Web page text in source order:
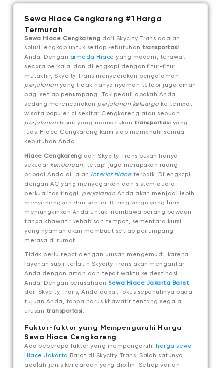
Sewa Hiace Cengkareng #1 Harga
Termurah
Sewa Hiace Cengkareng dari Skycity Trans adalah
solusi lengkap untuk setiap kebutuhantransportasi
Anda. Dengan armada Hiace yang modern, terawat
secara berkala, dan dilengkapi dengan fitur-fitur
mutakhir, Skycity Trans menyediakan pengalaman
perjalanan yang tidak hanya nyaman tetapi juga aman
bagi setiap penumpang. Tak peduli apakah Anda
sedang merencanakan perjalanan keluarga ke tempat
wisata populer di sekitar Cengkareng atau sebuah
perjalanan bisnis yang memerlukantransportasi yang
luas, Hiace Cengkareng kami siap memenuhi semua
kebutuhan Anda.
Hiace Cengkareng dari Skycity Trans bukan hanya
sekedar kendaraan, tetapi juga merupakan ruang
pribadi Anda di jalan interior hiace terbaik. Dilengkapi
dengan AC yang menyegarkan dan sistem audio
berkualitas tinggi, perjalanan Anda akan menjadi lebih
menyenangkan dan santai. Ruang kargo yang luas
memungkinkan Anda untuk membawa barang bawaan
tanpa khawatir kehabisan tempat, sementara kursi
yang nyaman akan membuat setiap penumpang
merasa di rumah.
Tidak perlu repot dengan urusan mengemudi, karena
layanan supir terlatih Skycity Trans akan mengantar
Anda dengan aman dan tepat waktu ke destinasi
Anda. Dengan perusahaanSewa Hiace Jakarta Barat
dari Skycity Trans, Anda dapat fokus sepenuhnya pada
tujuan Anda, tanpa harus khawatir tentang segala
urusan transportasi.
Faktor-faktor yang Mempengaruhi Harga
Sewa Hiace Cengkareng
Ada beberapa faktor yang mempengaruhi harga sewa
Hiace Jakarta Barat di Skycity Trans. Salah satunya
adalah jenis kendaraan yang dipilih. Setiap varian